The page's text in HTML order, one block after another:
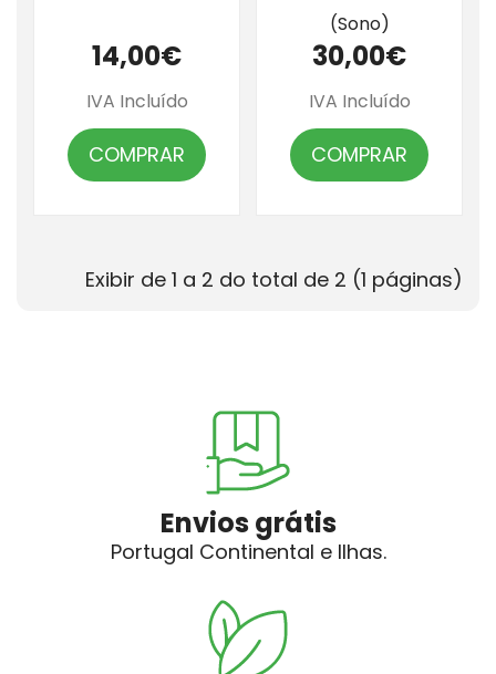
14,00€
IVA Incluído
COMPRAR
(Sono)
30,00€
IVA Incluído
COMPRAR
Exibir de 1 a 2 do total de 2 (1 páginas)
Envios grátis
Portugal Continental e Ilhas.